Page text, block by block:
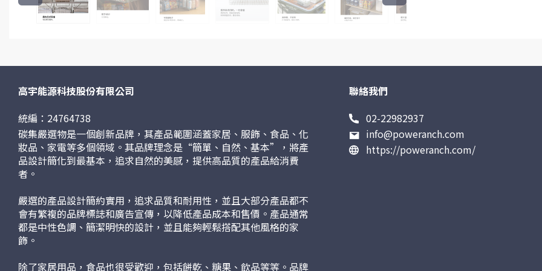
高宇能源科技股份有限公司
統編：24764738
碳集嚴選物是一個創新品牌，其產品範圍涵蓋家居、服飾、食品、化
妝品、家電等多個領域。其品牌理念是“簡單、自然、基本”，將產
品設計簡化到最基本，追求自然的美感，提供高品質的產品給消費
者。
嚴選的產品設計簡約實用，追求品質和耐用性，並且大部分產品都不
會有繁複的品牌標誌和廣告宣傳，以降低產品成本和售價。產品通常
都是中性色調、簡潔明快的設計，並且能夠輕鬆搭配其他風格的家
飾。
除了家居用品，食品也很受歡迎，包括餅乾、糖果、飲品等等。品牌
聯絡我們
02-22982937
info@poweranch.com
https://poweranch.com/